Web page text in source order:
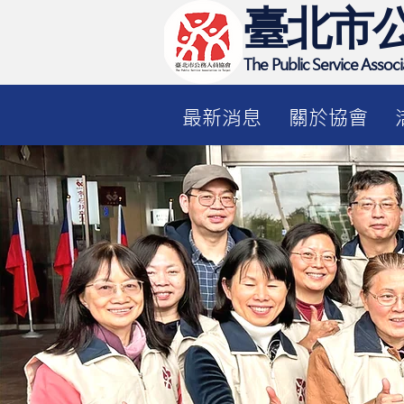
臺北市
The Public Service
最新消息 關於協會